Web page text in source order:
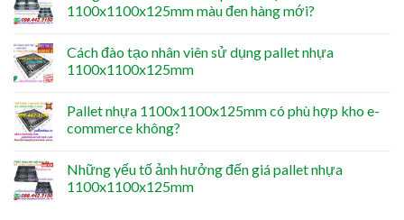
1100x1100x125mm màu đen hàng mới?
Cách đào tạo nhân viên sử dụng pallet nhựa
1100x1100x125mm
Pallet nhựa 1100x1100x125mm có phù hợp kho e-
commerce không?
Những yếu tố ảnh hưởng đến giá pallet nhựa
1100x1100x125mm